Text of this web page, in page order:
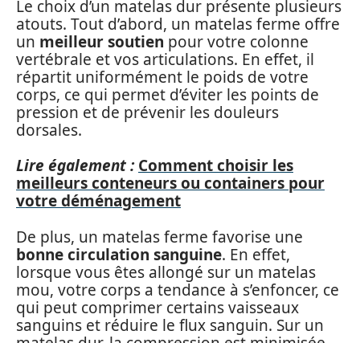
Le choix d’un matelas dur présente plusieurs
atouts. Tout d’abord, un matelas ferme offre
un meilleur soutien pour votre colonne
vertébrale et vos articulations. En effet, il
répartit uniformément le poids de votre
corps, ce qui permet d’éviter les points de
pression et de prévenir les douleurs
dorsales.
Lire également : Comment choisir les
meilleurs conteneurs ou containers pour
votre déménagement
De plus, un matelas ferme favorise une
bonne circulation sanguine. En effet,
lorsque vous êtes allongé sur un matelas
mou, votre corps a tendance à s’enfoncer, ce
qui peut comprimer certains vaisseaux
sanguins et réduire le flux sanguin. Sur un